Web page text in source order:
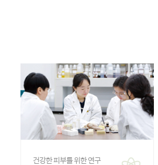
건강한 피부를 위한 연구